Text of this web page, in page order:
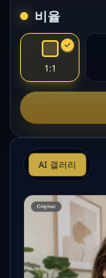
비율
1:1
AI 갤러리